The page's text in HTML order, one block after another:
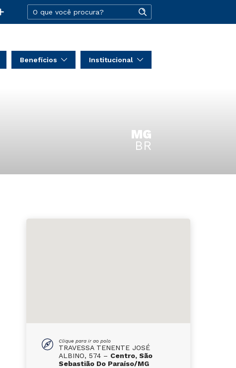
Benefícios Institucional
MG
BR
Clique para ir ao polo
TRAVESSA TENENTE JOSÉ
ALBINO, 574 – Centro, São
Sebastião Do Paraíso/MG